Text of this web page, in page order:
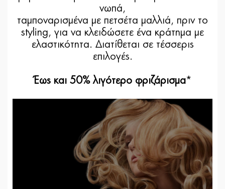
νωπά,
ταμποναρισμένα με πετσέτα μαλλιά, πριν το
styling, για να κλειδώσετε ένα κράτημα με
ελαστικότητα. Διατίθεται σε τέσσερις
επιλογές.
Έως και 50% λιγότερο φριζάρισμα*